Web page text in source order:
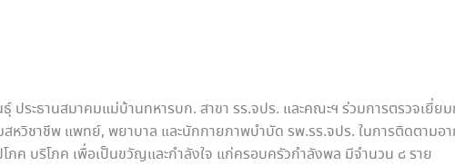
ระธานสมาคมแม่บ้านทหารบก. สาขา รร.จปร. และคณะฯ ร่วมการตรวจเยี่ย
วิชาชีพ แพทย์, พยาบาล และนักกายภาพบำบัด รพ.รร.จปร. ในการติดตามอา
บริโภค เพื่อเป็นขวัญและกำลังใจ แก่ครอบครัวกำลังพล มีจำนวน ๘ ราย